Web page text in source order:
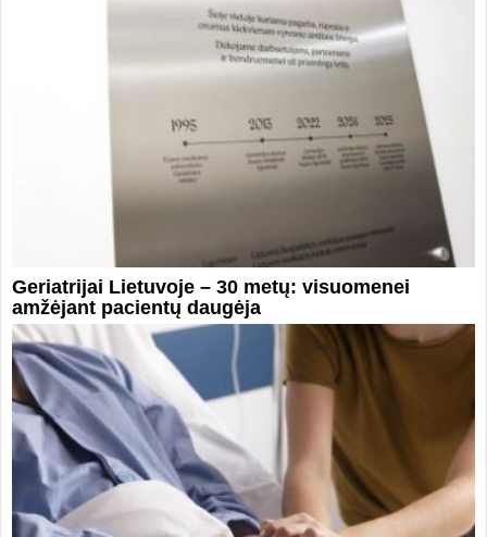
Geriatrijai Lietuvoje – 30 metų: visuomenei
amžėjant pacientų daugėja